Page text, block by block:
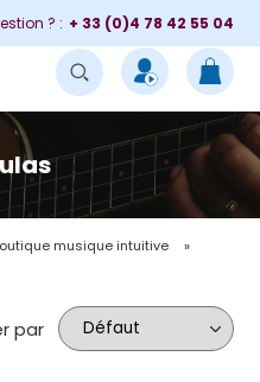
? : + 33 (0)4 78 42 55 04
musique intuitive
»
par